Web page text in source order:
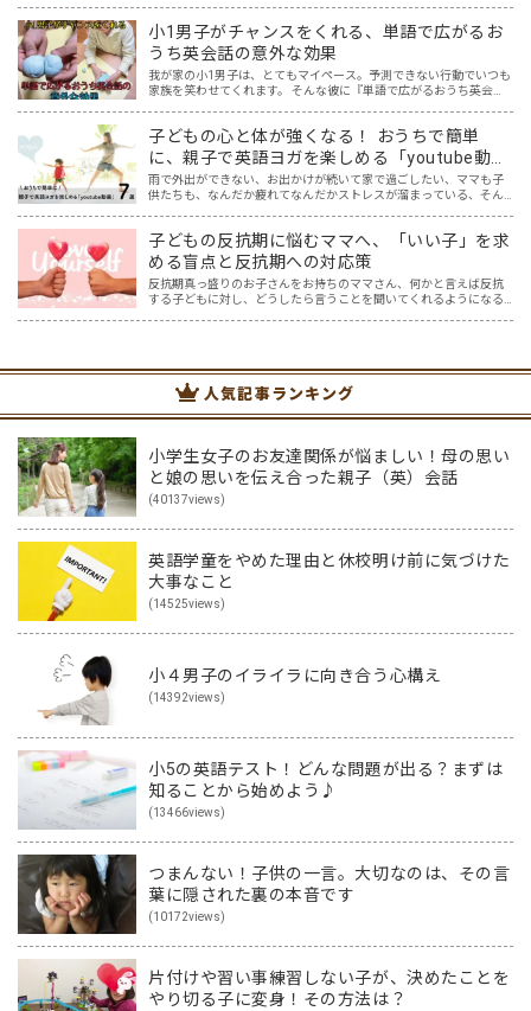
小1男子がチャンスをくれる、単語で広がるお
うち英会話の意外な効果
我が家の小1男子は、とてもマイペース。予測できない行動でいつも
家族を笑わせてくれます。 そんな彼に『単語で広がるおうち英会
子どもの心と体が強くなる！ おうちで簡単
に、親子で英語ヨガを楽しめる「youtube動
画」７選
雨で外出ができない、お出かけが続いて家で過ごしたい、ママも子
供たちも、なんだか疲れてなんだかストレスが溜まっている、そん
子どもの反抗期に悩むママへ、「いい子」を求
める盲点と反抗期への対応策
反抗期真っ盛りのお子さんをお持ちのママさん、何かと言えば反抗
する子どもに対し、どうしたら言うことを聞いてくれるようになる
人気記事ランキング
小学生女子のお友達関係が悩ましい！母の思い
と娘の思いを伝え合った親子（英）会話
(40137views)
英語学童をやめた理由と休校明け前に気づけた
大事なこと
(14525views)
小４男子のイライラに向き合う心構え
(14392views)
小5の英語テスト！どんな問題が出る？まずは
知ることから始めよう♪
(13466views)
つまんない！子供の一言。大切なのは、その言
葉に隠された裏の本音です
(10172views)
片付けや習い事練習しない子が、決めたことを
やり切る子に変身！その方法は？